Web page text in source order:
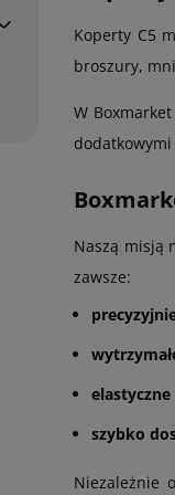
Koperty C5
broszury,
W
Naszą misją
zawsze:
szybko
Niezależnie